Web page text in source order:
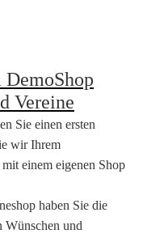
Vereine
Sie einen ersten
wir Ihrem
einem eigenen Shop
haben Sie die
Wünschen und